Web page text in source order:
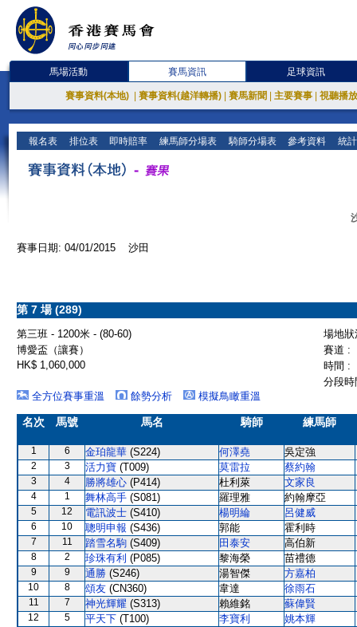
馬場活動 賽馬資訊 足球資訊
賽事資料(本地) 賽事資料(越洋轉播) 賽馬新聞 主要賽事 視聽播
報名表 排位表 即時賠率 練馬師分場表 騎師分場表 參考資料 統
賽事日期: 04/01/2015 沙田
第 7 場 (289)
第三班 - 1200米 - (80-60)
場地
博愛盃（讓賽）
賽道 :
HK$ 1,060,000
時間 :
分段
全方位賽事重溫
餘勢分析 模擬鳥瞰重溫
名次 馬號 馬名 騎師 練馬師
1 6 金珀龍華 (S224) 何澤堯 吳定強
2 3 活力寶 (T009) 莫雷拉 蔡約翰
3 4 勝將雄心 (P414) 杜利萊 文家良
4 1 舞林高手 (S081) 羅理雅 約翰摩亞
5 12 電訊波士 (S410) 楊明綸 呂健威
6 10 聰明申報 (S436) 郭能 霍利時
7 11 踏雪名駒 (S409) 田泰安 高伯新
8 2 珍珠有利 (P085) 黎海榮 苗禮德
9 9 通勝 (S246) 湯智傑 方嘉柏
10 8 頌友 (CN360) 韋達 徐雨石
11 7 神光輝耀 (S313) 賴維銘 蘇偉賢
12 5 平天下 (T100) 李寶利
姚本輝